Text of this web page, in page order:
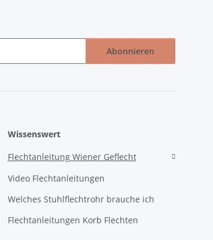
Abonnieren
Wissenswert
Flechtanleitung Wiener Geflecht
Video Flechtanleitungen
Welches Stuhlflechtrohr brauche ich
Flechtanleitungen Korb Flechten